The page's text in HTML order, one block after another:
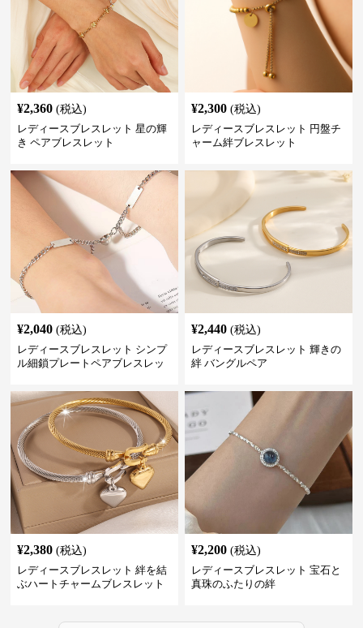
¥2,360 (税込)
レディースブレスレット 星の輝
き ペアブレスレット
¥2,300 (税込)
レディースブレスレット 円盤チ
ャーム絆ブレスレット
¥2,040 (税込)
レディースブレスレット シンプ
ル細鎖プレートペアブレスレッ
¥2,440 (税込)
レディースブレスレット 輝きの
絆 バングルペア
¥2,380 (税込)
レディースブレスレット 絆を結
ぶハートチャームブレスレット
¥2,200 (税込)
レディースブレスレット 宝石と
真珠のふたりの絆